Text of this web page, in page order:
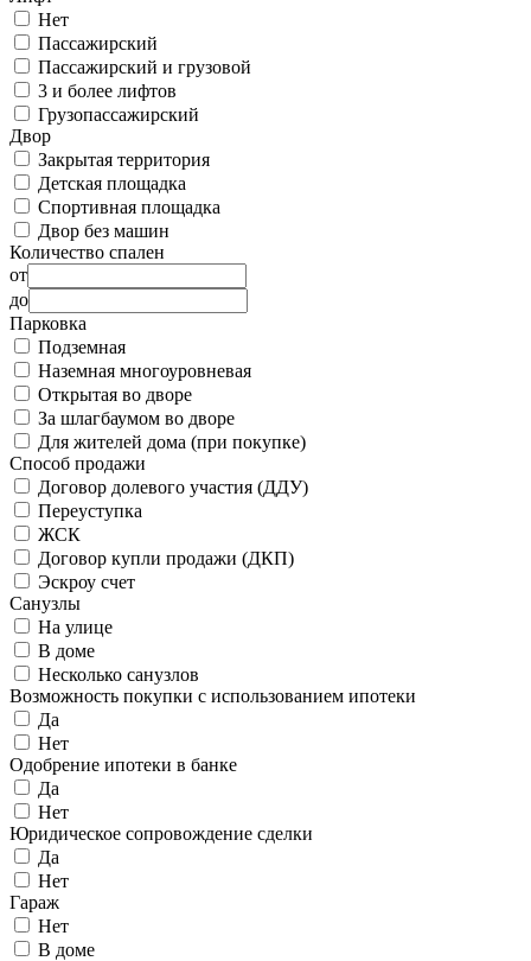
Нет
Пассажирский
Пассажирский и грузовой
3 и более лифтов
Грузопассажирский
Двор
Закрытая территория
Детская площадка
Спортивная площадка
Двор без машин
Количество спален
от
до
Парковка
Подземная
Наземная многоуровневая
Открытая во дворе
За шлагбаумом во дворе
Для жителей дома (при покупке)
Способ продажи
Договор долевого участия (ДДУ)
Переуступка
ЖСК
Договор купли продажи (ДКП)
Эскроу счет
Санузлы
На улице
В доме
Несколько санузлов
Возможность покупки с использованием ипотеки
Да
Нет
Одобрение ипотеки в банке
Да
Нет
Юридическое сопровождение сделки
Да
Нет
Гараж
Нет
В доме